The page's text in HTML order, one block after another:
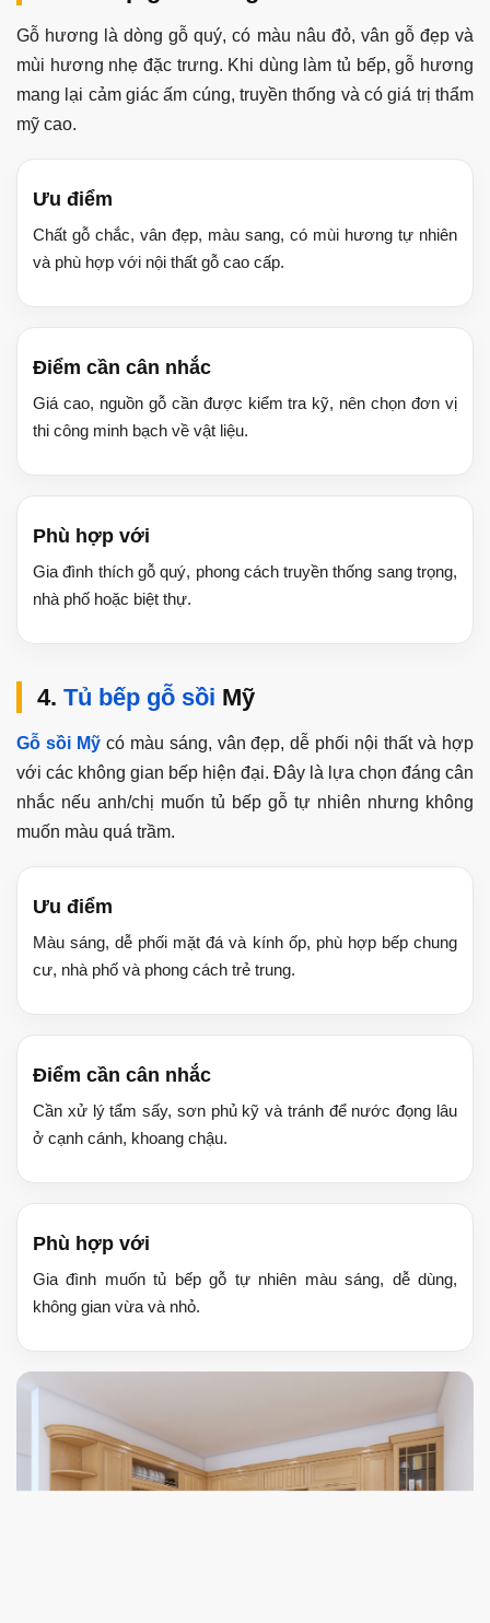
Gỗ hương là dòng gỗ quý, có màu nâu đỏ, vân gỗ đẹp và
mùi hương nhẹ đặc trưng. Khi dùng làm tủ bếp, gỗ hương
mang lại cảm giác ấm cúng, truyền thống và có giá trị thẩm
mỹ cao.
Ưu điểm
Chất gỗ chắc, vân đẹp, màu sang, có mùi hương tự nhiên
và phù hợp với nội thất gỗ cao cấp.
Điểm cần cân nhắc
Giá cao, nguồn gỗ cần được kiểm tra kỹ, nên chọn đơn vị
thi công minh bạch về vật liệu.
Phù hợp với
Gia đình thích gỗ quý, phong cách truyền thống sang trọng,
nhà phố hoặc biệt thự.
4. Tủ bếp gỗ sồi Mỹ
Gỗ sồi Mỹcó màu sáng, vân đẹp, dễ phối nội thất và hợp
với các không gian bếp hiện đại. Đây là lựa chọn đáng cân
nhắc nếu anh/chị muốn tủ bếp gỗ tự nhiên nhưng không
muốn màu quá trầm.
Ưu điểm
Màu sáng, dễ phối mặt đá và kính ốp, phù hợp bếp chung
cư, nhà phố và phong cách trẻ trung.
Điểm cần cân nhắc
Cần xử lý tẩm sấy, sơn phủ kỹ và tránh để nước đọng lâu
ở cạnh cánh, khoang chậu.
Phù hợp với
Gia đình muốn tủ bếp gỗ tự nhiên màu sáng, dễ dùng,
không gian vừa và nhỏ.